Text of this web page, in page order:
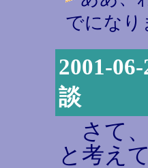
でになり
2001-
談
さて、
と考え